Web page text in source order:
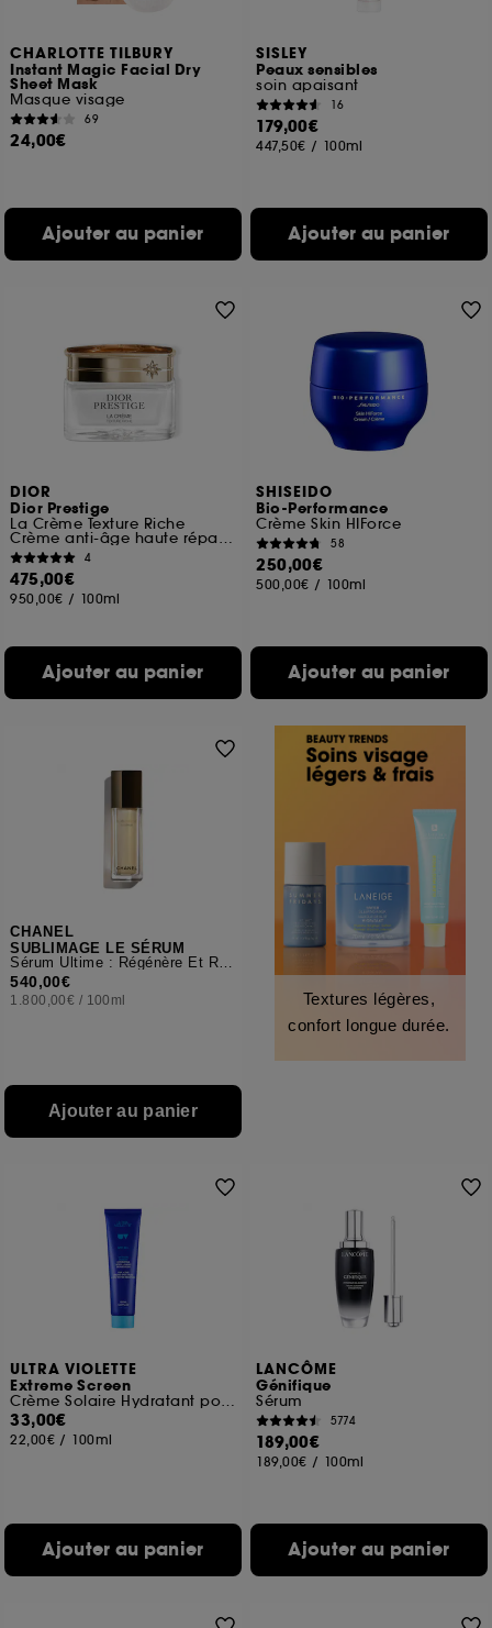
CHARLOTTE TILBURY
Instant Magic Facial Dry
Sheet Mask
Masque visage
69
24,00€
Ajouter au panier
SISLEY
Peaux sensibles
soin apaisant
16
179,00€
447,50€ / 100ml
Ajouter au panier
DIOR
Dior Prestige
La Crème Texture Riche
Crème anti-âge haute réparation
4
475,00€
950,00€ / 100ml
Ajouter au panier
SHISEIDO
Bio-Performance
Crème Skin HIForce
58
250,00€
500,00€ / 100ml
Ajouter au panier
CHANEL
SUBLIMAGE LE SÉRUM
Sérum Ultime : Régénère Et Redensifie
540,00€
1.800,00€ / 100ml
Ajouter au panier
Textures légères,
confort longue durée.
ULTRA VIOLETTE
Extreme Screen
Crème Solaire Hydratant pour le corps et les mains SPF50+
33,00€
22,00€ / 100ml
Ajouter au panier
LANCÔME
Génifique
Sérum
5774
189,00€
189,00€ / 100ml
Ajouter au panier